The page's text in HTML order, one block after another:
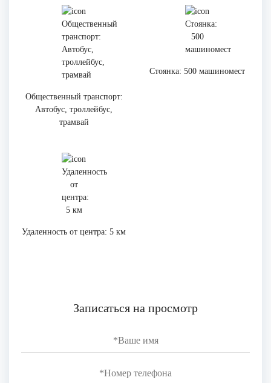
Общественный транспорт:
Автобус, троллейбус,
трамвай
Стоянка: 500 машиномест
Удаленность от центра: 5 км
Записаться на просмотр